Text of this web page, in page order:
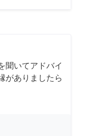
聞いてアドバイ
がありましたら